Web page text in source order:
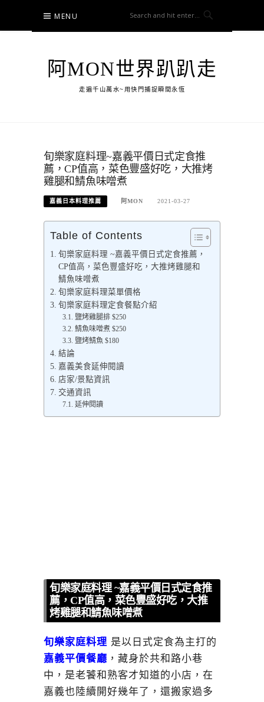
content
MENU
阿MON世界趴趴走
走遍千山萬水~用快門捕捉瞬間永恆
旬樂家庭料理~嘉義平價日式定食推
薦，CP值高，菜色豐盛好吃，大推烤
雞腿和鯖魚味噌煮
嘉義日本料理推薦 阿MON 2021-03-27
Table of Contents
旬樂家庭料理 ~嘉義平價日式定食推薦，
CP值高，菜色豐盛好吃，大推烤雞腿和
鯖魚味噌煮
旬樂家庭料理菜單價格
旬樂家庭料理定食餐點介紹
鹽烤雞腿排 $250
鯖魚味噌煮 $250
鹽烤鯖魚 $180
結論
嘉義美食延伸閱讀
店家/景點資訊
交通資訊
延伸閱讀
旬樂家庭料理 ~嘉義平價日式定食推
薦，CP值高，菜色豐盛好吃，大推
烤雞腿和鯖魚味噌煮
旬樂家庭料理 是以日式定食為主打的
嘉義平價餐廳 ，藏身於共和路小巷
中，是老饕和熟客才知道的小店，在
嘉義也陸續開好幾年了，還搬家過多